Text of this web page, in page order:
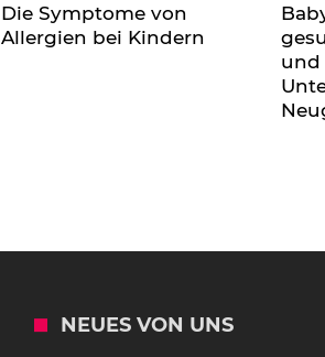
Die Symptome von
Allergien bei Kindern
und
NEUES VON UNS